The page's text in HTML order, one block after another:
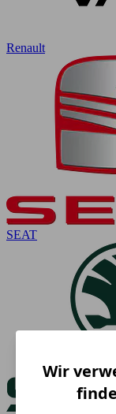
Renault
SEAT
Wir